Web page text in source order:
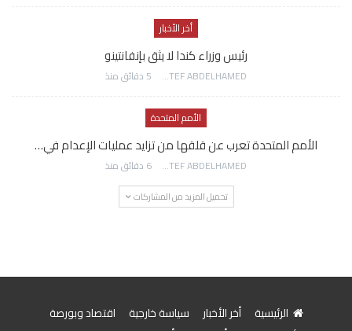
أخر الأخبار
رئيس وزراء كندا لا يثق بإنفانتينو
AWATEF ABDELHAMED 5 دقائق منذ
الأمم المتحدة
الأمم المتحدة تعرب عن قلقها من تزايد عمليات الإعدام في…
AWATEF ABDELHAMED 6 دقائق منذ
تحميل المزيد من المشاركات
الرئيسية أخر الأخبار سياسة خارجية
اقتصاد وبورصة